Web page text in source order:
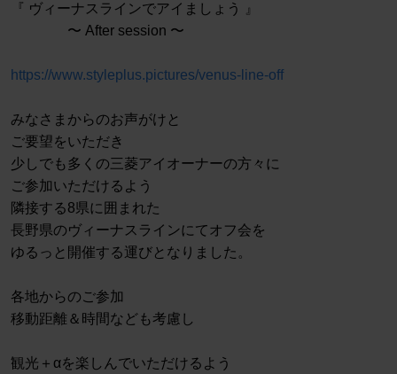
『 ヴィーナスラインでアイましょう 』
〜 After session 〜
https://www.styleplus.pictures/venus-line-off
みなさまからのお声がけと
ご要望をいただき
少しでも多くの三菱アイオーナーの方々に
ご参加いただけるよう
隣接する8県に囲まれた
長野県のヴィーナスラインにてオフ会を
ゆるっと開催する運びとなりました。
各地からのご参加
移動距離＆時間なども考慮し
観光＋αを楽しんでいただけるよう